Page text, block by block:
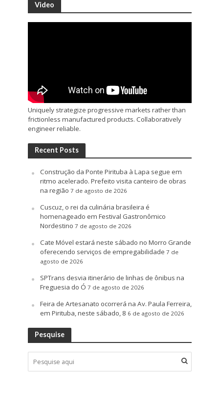
Video
Uniquely strategize progressive markets rather than
frictionless manufactured products. Collaboratively
engineer reliable.
Recent Posts
Construção da Ponte Pirituba à Lapa segue em
ritmo acelerado. Prefeito visita canteiro de obras
na região 7 de agosto de 2026
Cuscuz, o rei da culinária brasileira é
homenageado em Festival Gastronômico
Nordestino 7 de agosto de 2026
Cate Móvel estará neste sábado no Morro Grande
oferecendo serviços de empregabilidade 7 de
agosto de 2026
SPTrans desvia itinerário de linhas de ônibus na
Freguesia do Ó 7 de agosto de 2026
Feira de Artesanato ocorrerá na Av. Paula Ferreira,
em Pirituba, neste sábado, 8 6 de agosto de 2026
Pesquise